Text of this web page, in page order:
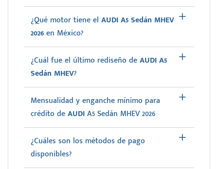
¿Qué motor tiene el AUDI A5 Sedán MHEV
2026en México?
¿Cuál fue el último rediseño deAUDI A5
Sedán MHEV?
Mensualidad y enganche mínimo para
crédito deAUDIA5 Sedán MHEV 2026
¿Cuáles son los métodos de pago
disponibles?